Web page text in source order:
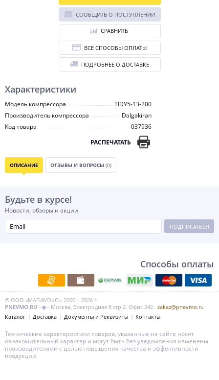
Характеристики
Модель компрессора
TIDY5-13-200
Производитель компрессора
Dalgakiran
Код товара
037936
РАСПЕЧАТАТЬ
СООБЩИТЬ О ПОСТУПЛЕНИИ
СРАВНИТЬ
ВСЕ СПОСОБЫ ОПЛАТЫ
ПОДРОБНЕЕ О ДОСТАВКЕ
ОПИСАНИЕ ОТЗЫВЫ И ВОПРОСЫ (0)
Будьте в курсе!
Новости, обзоры и акции
ПОДПИСАТЬСЯ
Способы оплаты
© ООО «МАГИМЭКС», 2000 – 2026 г.
PNEVMO.RU –◉– Москва, Электродная 8 стр 2. Офис 242. zakaz@pnevmo.ru
Каталог
Доставка Документы и Реквизиты Контакты
Технические характеристики товаров, указанные на сайте носят
ознакомительный характер и могут быть без уведомления изменены
производителями с целью повышения качества и эффективности
продукции.